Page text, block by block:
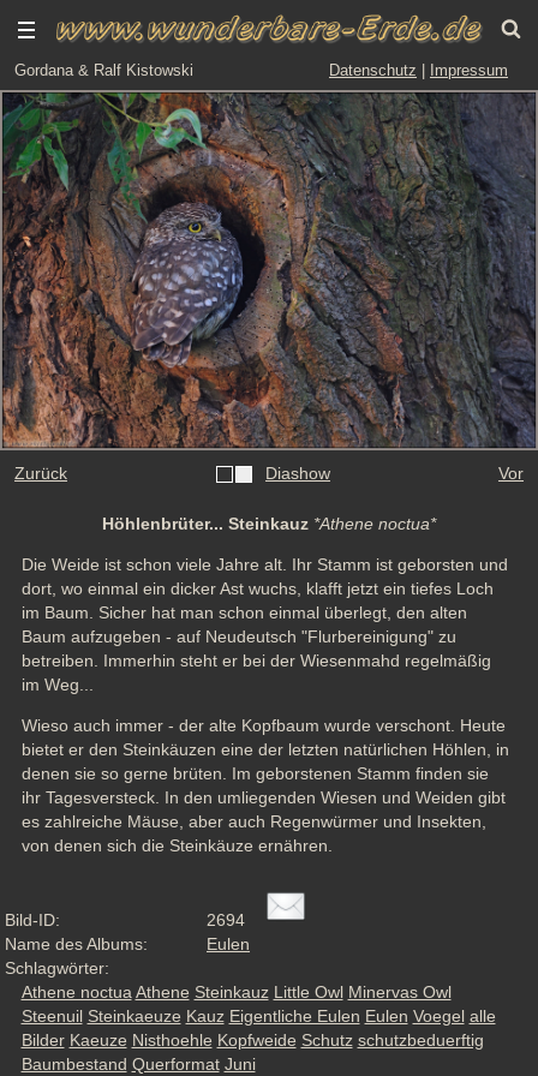
Gordana & Ralf Kistowski Datenschutz Impressum
Zurück Diashow Vor
Höhlenbrüter... Steinkauz *Athene noctua*
Die Weide ist schon viele Jahre alt. Ihr Stamm ist geborsten und
dort, wo einmal ein dicker Ast wuchs, klafft jetzt ein tiefes Loch
im Baum. Sicher hat man schon einmal überlegt, den alten
Baum aufzugeben - auf Neudeutsch "Flurbereinigung" zu
betreiben. Immerhin steht er bei der Wiesenmahd regelmäßig
im Weg...
Wieso auch immer - der alte Kopfbaum wurde verschont. Heute
bietet er den Steinkäuzen eine der letzten natürlichen Höhlen, in
denen sie so gerne brüten. Im geborstenen Stamm finden sie
ihr Tagesversteck. In den umliegenden Wiesen und Weiden gibt
es zahlreiche Mäuse, aber auch Regenwürmer und Insekten,
von denen sich die Steinkäuze ernähren.
Bild-ID:
2694
Name des Albums:
Eulen
Schlagwörter:
Athene noctua Athene Steinkauz Little Owl Minervas Owl
Steenuil Steinkaeuze Kauz Eigentliche Eulen Eulen Voegel alle
Bilder Kaeuze Nisthoehle Kopfweide Schutz schutzbeduerftig
Baumbestand Querformat Juni